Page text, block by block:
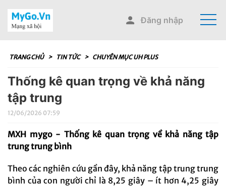
Đăng nhập
TRANG CHỦ > TIN TỨC > CHUYÊN MỤC UH PLUS
Thống kê quan trọng về khả năng
tập trung
12/06/2026 07:59
MXH mygo - Thống kê quan trọng về khả năng tập
trung trung bình
Theo các nghiên cứu gần đây, khả năng tập trung trung
bình của con người chỉ là 8,25 giây – ít hơn 4,25 giây